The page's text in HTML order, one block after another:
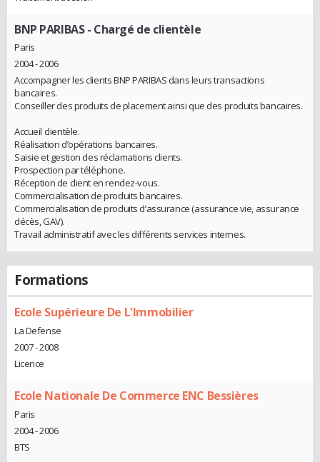
BNP PARIBAS- Chargé de clientèle
Paris
2004 - 2006
Accompagner les clients BNP PARIBAS dans leurs transactions
bancaires.
Conseiller des produits de placement ainsi que des produits bancaires.
Accueil clientèle.
Réalisation d’opérations bancaires.
Saisie et gestion des réclamations clients.
Prospection par téléphone.
Réception de client en rendez-vous.
Commercialisation de produits bancaires.
Commercialisation de produits d’assurance (assurance vie, assurance
décès, GAV).
Travail administratif avec les différents services internes.
Formations
Ecole Supérieure De L'Immobilier
La Defense
2007 - 2008
Licence
Ecole Nationale De Commerce ENC Bessières
Paris
2004 - 2006
BTS